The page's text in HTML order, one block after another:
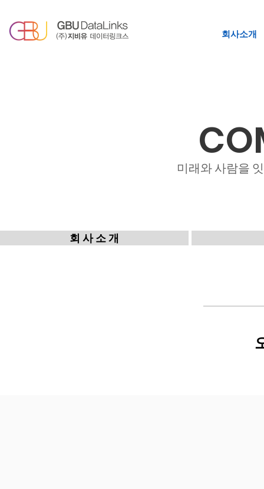
회사소개
미래와 사람을
회 사 소 개